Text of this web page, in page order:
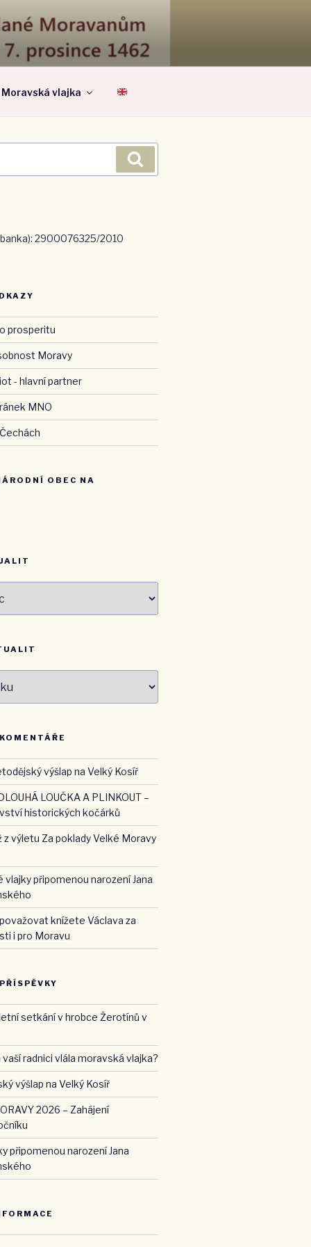
Moravská vlajka
2900076325/2010
prosperitu
Moravy
- hlavní partner
MNO
OBEC NA
výšlap na Velký Kosíř
LOUČKA A PLINKOUT –
historických kočárků
z výletu Za poklady Velké Moravy
vlajky připomenou narození Jana
knížete Václava za
i pro Moravu
setkání v hrobce Žerotínů v
radnici vlála moravská vlajka?
výšlap na Velký Kosíř
2026 – Zahájení
připomenou narození Jana